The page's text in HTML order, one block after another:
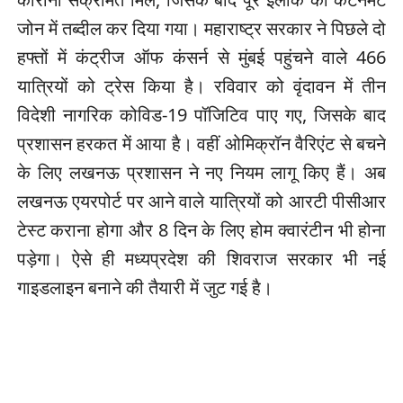
जोन में तब्दील कर दिया गया। महाराष्ट्र सरकार ने पिछले दो
हफ्तों में कंट्रीज ऑफ कंसर्न से मुंबई पहुंचने वाले 466
यात्रियों को ट्रेस किया है। रविवार को वृंदावन में तीन
विदेशी नागरिक कोविड-19 पॉजिटिव पाए गए, जिसके बाद
प्रशासन हरकत में आया है। वहीं ओमिक्रॉन वैरिएंट से बचने
के लिए लखनऊ प्रशासन ने नए नियम लागू किए हैं। अब
लखनऊ एयरपोर्ट पर आने वाले यात्रियों को आरटी पीसीआर
टेस्ट कराना होगा और 8 दिन के लिए होम क्वारंटीन भी होना
पड़ेगा। ऐसे ही मध्यप्रदेश की शिवराज सरकार भी नई
गाइडलाइन बनाने की तैयारी में जुट गई है।